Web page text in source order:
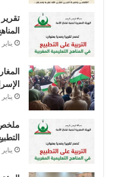
يناير 18, 2026
يناير 18, 2026
ملخص
يناير 12, 2026